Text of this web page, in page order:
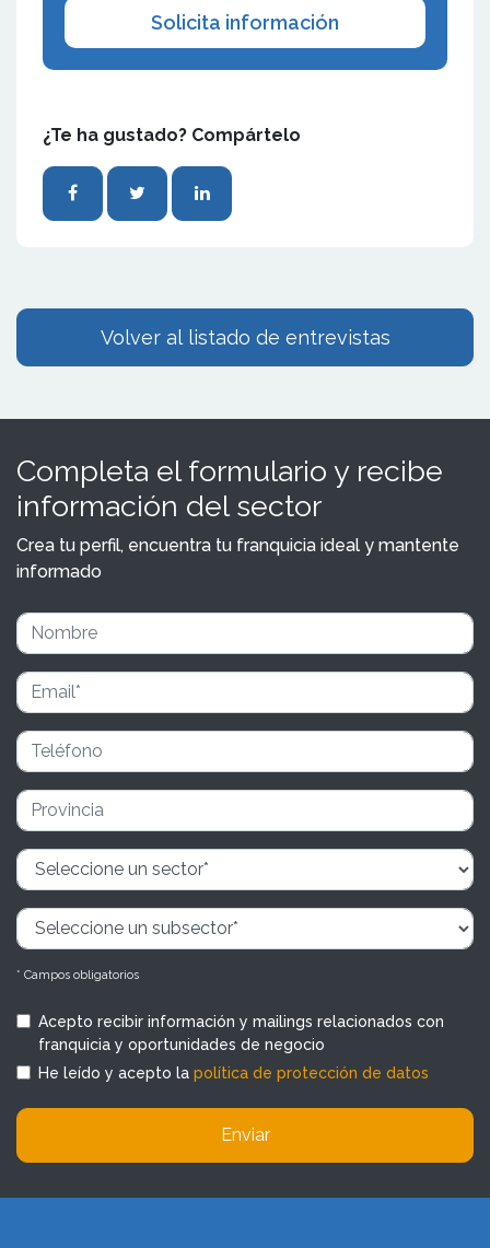
Solicita información
¿Te ha gustado? Compártelo
Volver al listado de entrevistas
Completa el formulario y recibe
información del sector
Crea tu perfil, encuentra tu franquicia ideal y mantente
informado
* Campos obligatorios
Acepto recibir información y mailings relacionados con
franquicia y oportunidades de negocio
He leído y acepto la política de protección de datos
Enviar